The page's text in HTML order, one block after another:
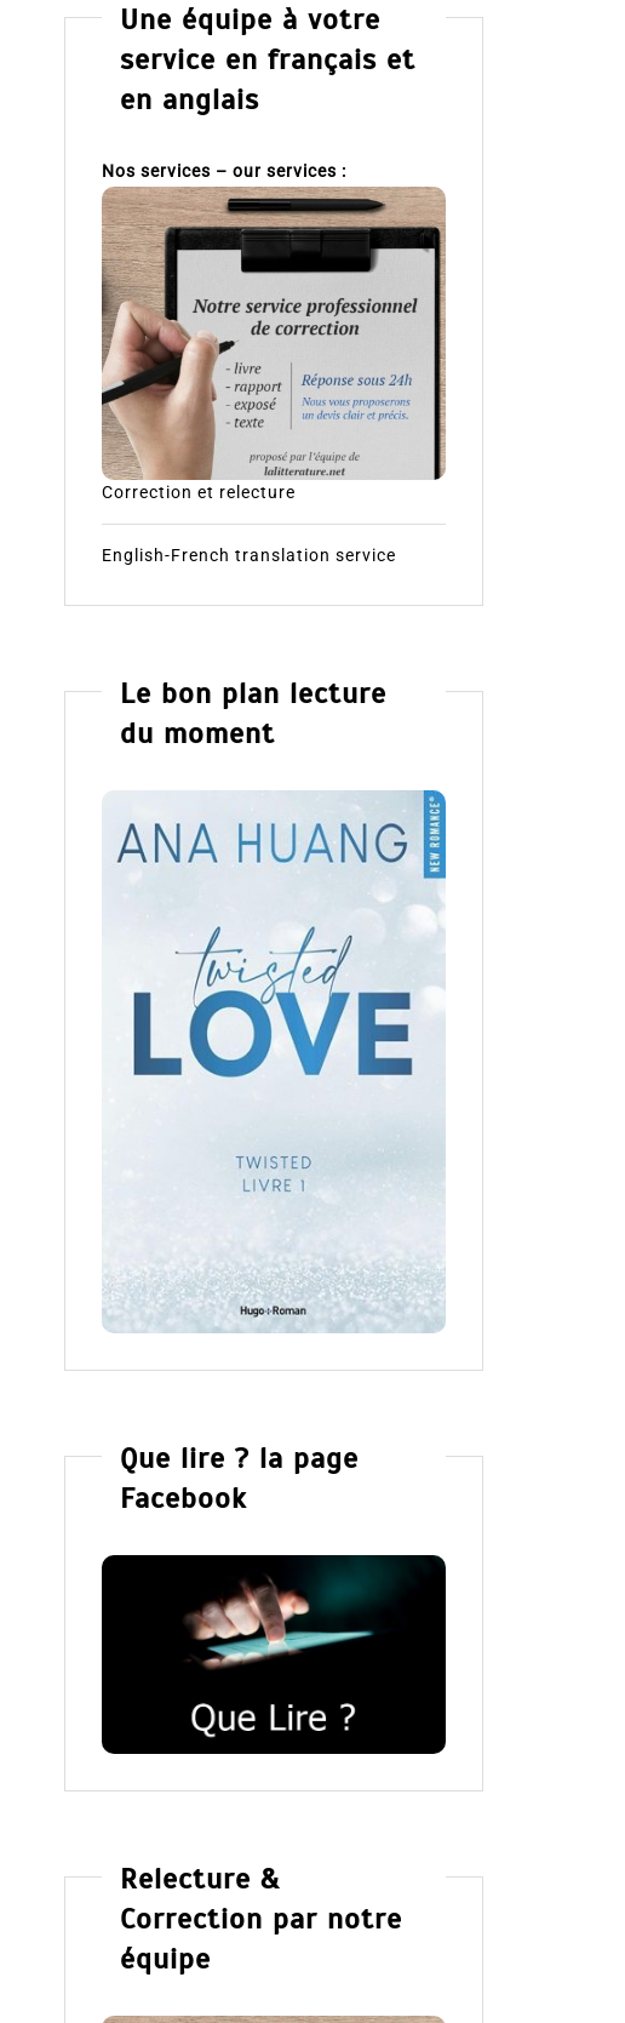
Une équipe à votre
service en français et
en anglais
Nos services – our services :
Correction et relecture
English-French translation service
Le bon plan lecture
du moment
Que lire ? la page
Facebook
Relecture &
Correction par notre
équipe